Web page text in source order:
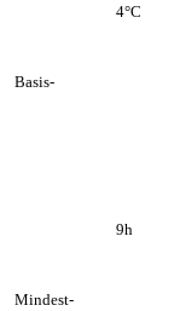
Basis-
4°C
Mindest-
9h